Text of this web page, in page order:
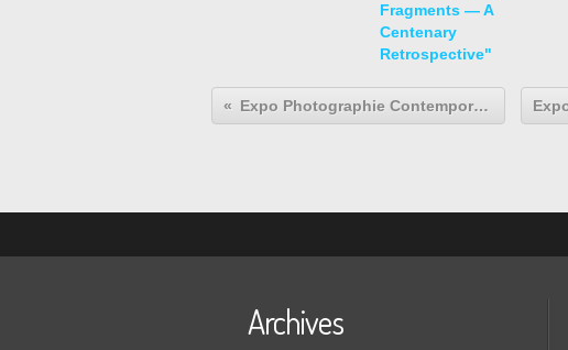
Fragments — A
Centenary
Retrospective"
Expo Photographie Contemporaine: Jean-Baptiste HUYNH "Nus & Végétaux"
Archives